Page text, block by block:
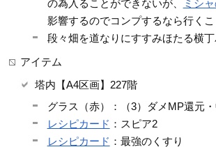
の為入ることができないが、
ミシ
影響するのでコンプするなら行く
段々畑を道なりにすすみほたる横丁
アイテム
塔内【A4区画】227階
グラス（赤）：（3）ダメMP還元・
レシピカード ：スピア2
レシピカード ：最強のくすり